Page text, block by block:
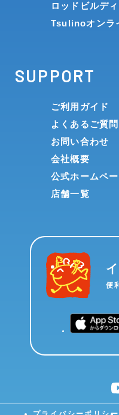
ロッドビルデ
Tsulinoオンラ
SUPPORT
ご利用ガイド
よくあるご質問
お問い合わせ
会社概要
公式ホームペ
店舗一覧
便